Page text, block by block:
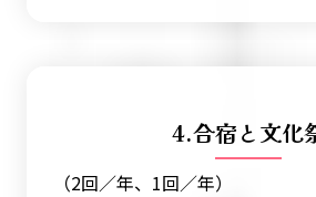
4.合宿と文化
（2回／年、1回／年）